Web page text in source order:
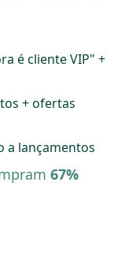
é cliente VIP" +
+ ofertas
a lançamentos
67%